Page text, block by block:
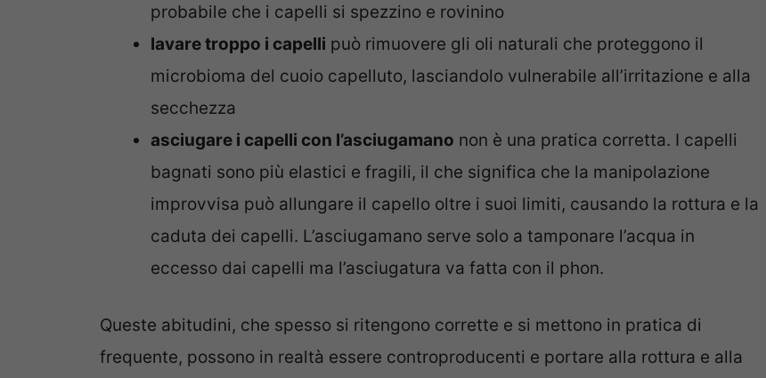
probabile che i capelli si spezzino e rovinino
lavare troppo i capelli può rimuovere gli oli naturali che proteggono il
microbioma del cuoio capelluto, lasciandolo vulnerabile all’irritazione e alla
secchezza
asciugare i capelli con l’asciugamano non è una pratica corretta. I capelli
bagnati sono più elastici e fragili, il che significa che la manipolazione
improvvisa può allungare il capello oltre i suoi limiti, causando la rottura e la
caduta dei capelli. L’asciugamano serve solo a tamponare l’acqua in
eccesso dai capelli ma l’asciugatura va fatta con il phon.
Queste abitudini, che spesso si ritengono corrette e si mettono in pratica di
frequente, possono in realtà essere controproducenti e portare alla rottura e alla